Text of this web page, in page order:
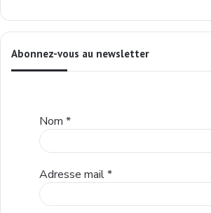
Abonnez-vous au newsletter
Nom *
Adresse mail*